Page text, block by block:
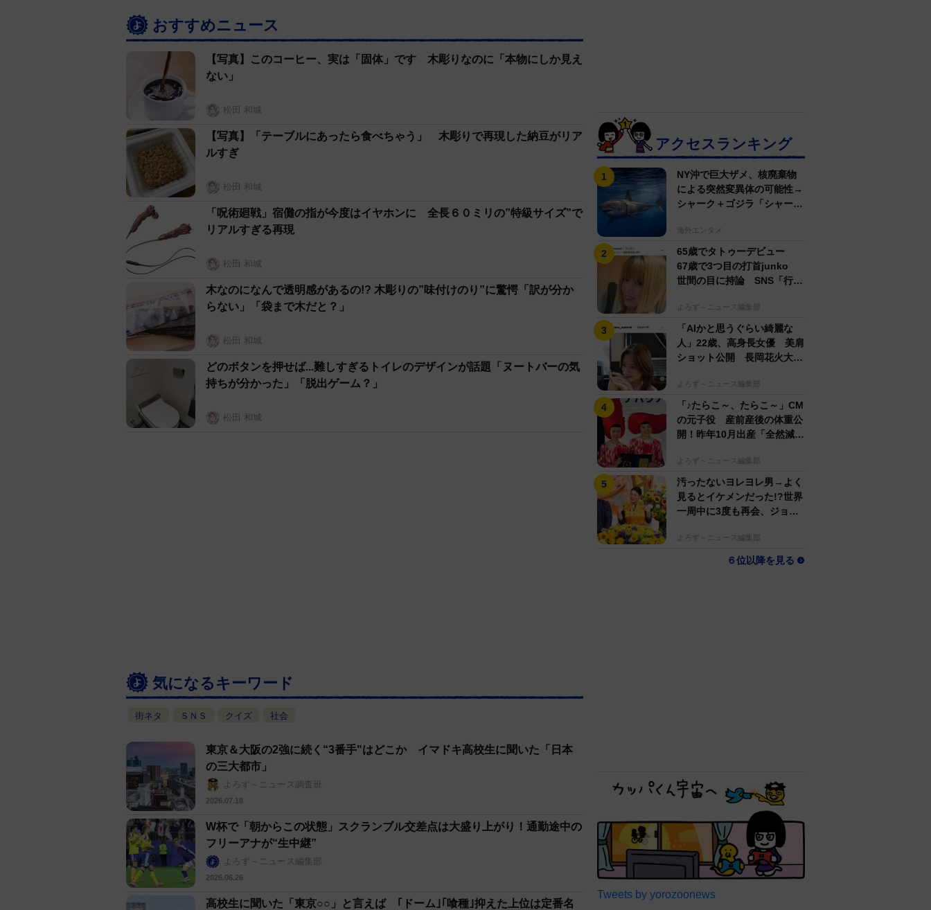
おすすめニュース
【写真】このコーヒー、実は「固体」です 木彫りなのに「本物にしか見え
ない」
松田 和城
【写真】「テーブルにあったら食べちゃう」 木彫りで再現した納豆がリア
ルすぎ
松田 和城
「呪術廻戦」宿儺の指が今度はイヤホンに 全長６０ミリの”特級サイズ”で
リアルすぎる再現
松田 和城
木なのになんで透明感があるの!? 木彫りの”味付けのり”に驚愕「訳が分か
らない」「袋まで木だと？」
松田 和城
どのボタンを押せば...難しすぎるトイレのデザインが話題「ヌートバーの気
持ちが分かった」「脱出ゲーム？」
松田 和城
気になるキーワード
街ネタ ＳＮＳ クイズ 社会
東京＆大阪の2強に続く“3番手"はどこか イマドキ高校生に聞いた「日本
の三大都市」
よろず～ニュース調査班
2026.07.18
W杯で「朝からこの状態」スクランブル交差点は大盛り上がり！通勤途中の
フリーアナが“生中継”
よろず～ニュース編集部
2026.06.26
高校生に聞いた「東京○○」と言えば ｢ドーム｣｢喰種｣抑えた上位は定番名
アクセスランキング
NY沖で巨大ザメ、核廃棄物
による突然変異体の可能性→
シャーク＋ゴジラ「シャーク
海外エンタメ
65歳でタトゥーデビュー
67歳で3つ目の打首junko
世間の目に持論 SNS「行動
よろず～ニュース編集部
「AIかと思うぐらい綺麗な
人」22歳、高身長女優 美肩
ショット公開 長岡花火大会
よろず～ニュース編集部
「♪たらこ～、たらこ～」CM
の元子役 産前産後の体重公
開！昨年10月出産「全然減ら
よろず～ニュース編集部
汚ったないヨレヨレ男→よく
見るとイケメンだった!?世界
一周中に3度も再会、ジョー
へ！【新婚さん】
よろず～ニュース編集部
６位以降を見る
Tweets by yorozoonews